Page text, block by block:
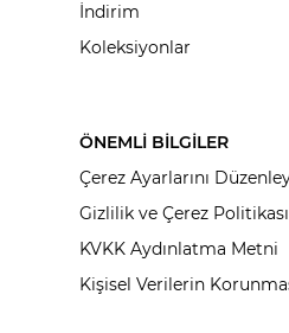
İndirim
Koleksiyonlar
ÖNEMLİ BİLGİLER
Çerez Ayarlarını
Gizlilik ve Çerez Politikası
KVKK Aydınlatma Metni
Kişisel Verilerin